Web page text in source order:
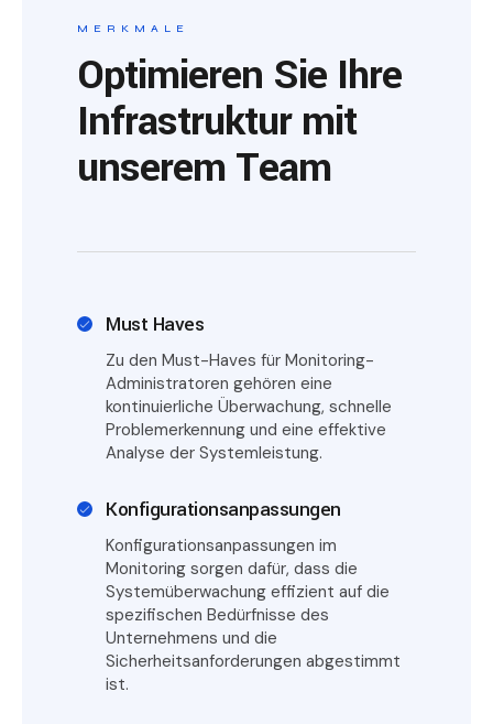
MERKMALE
Optimieren Sie Ihre
Infrastruktur mit
unserem Team
Must Haves
Zu den Must-Haves für Monitoring-
Administratoren gehören eine
kontinuierliche Überwachung, schnelle
Problemerkennung und eine effektive
Analyse der Systemleistung.
Konfigurationsanpassungen
Konfigurationsanpassungen im
Monitoring sorgen dafür, dass die
Systemüberwachung effizient auf die
spezifischen Bedürfnisse des
Unternehmens und die
Sicherheitsanforderungen abgestimmt
ist.